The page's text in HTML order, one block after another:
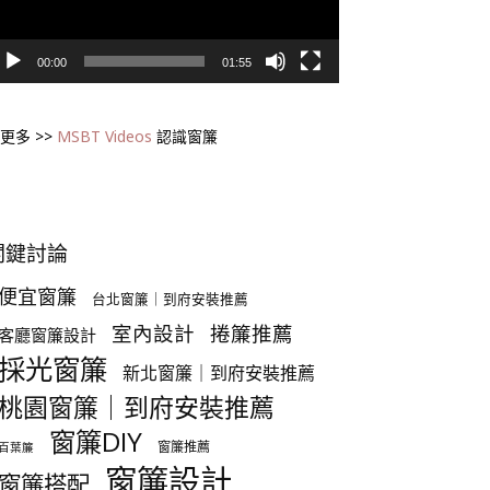
00:00 01:55
多 >> MSBT Videos 認識窗簾
鍵討論
宜窗簾 台北窗簾｜到府安裝推薦
廳窗簾設計 室內設計 捲簾推薦
光窗簾 新北窗簾｜到府安裝推薦
園窗簾｜到府安裝推薦
葉簾 窗簾DIY 窗簾推薦
簾搭配 窗簾設計